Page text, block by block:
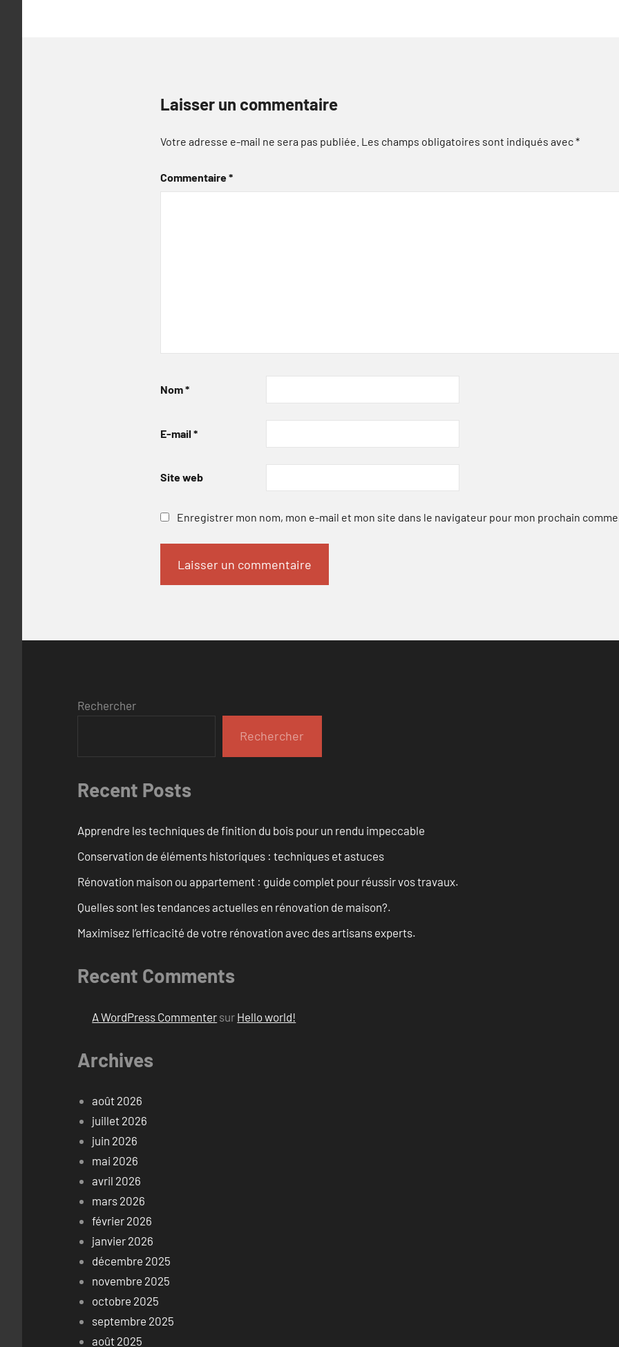
Laisser un commentaire
Votre adresse e-mail ne sera pas publiée. Les champs obligatoires sont indiqués avec*
Commentaire*
Nom*
E-mail *
Site web
Enregistrer mon nom, mon e-mail et mon site dans le navigateur pour mon prochain
Rechercher
Rechercher
Recent Posts
Apprendre les techniques de finition du bois pour un rendu impeccable
Conservation de éléments historiques : techniques et astuces
Rénovation maison ou appartement : guide complet pour réussir vos travaux.
Quelles sont les tendances actuelles en rénovation de maison?.
Maximisez l’efficacité de votre rénovation avec des artisans experts.
Recent Comments
A WordPress Commenter sur Hello world!
Archives
août 2026
juillet 2026
juin 2026
mai 2026
avril 2026
mars 2026
février 2026
janvier 2026
décembre 2025
novembre 2025
octobre 2025
septembre 2025
août 2025